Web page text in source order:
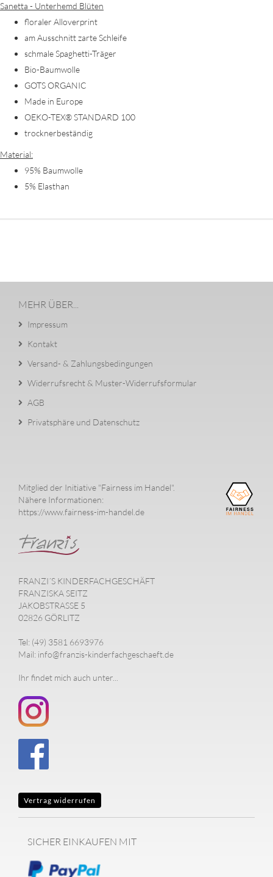
Sanetta - Unterhemd Blüten
floraler Alloverprint
am Ausschnitt zarte Schleife
schmale Spaghetti-Träger
Bio-Baumwolle
GOTS ORGANIC
Made in Europe
OEKO-TEX® STANDARD 100
trocknerbeständig
Material:
95% Baumwolle
5% Elasthan
MEHR ÜBER...
Impressum
Kontakt
Versand- & Zahlungsbedingungen
Widerrufsrecht & Muster-Widerrufsformular
AGB
Privatsphäre und Datenschutz
Mitglied der Initiative "Fairness im Handel".
Nähere Informationen:
https://www.fairness-im-handel.de
FRANZI´S KINDERFACHGESCHÄFT
FRANZISKA SEITZ
JAKOBSTRASSE 5
02826 GÖRLITZ
Tel: (49) 3581 6693976
Mail: info@franzis-kinderfachgeschaeft.de
Ihr findet mich auch unter...
Vertrag widerrufen
SICHER EINKAUFEN MIT